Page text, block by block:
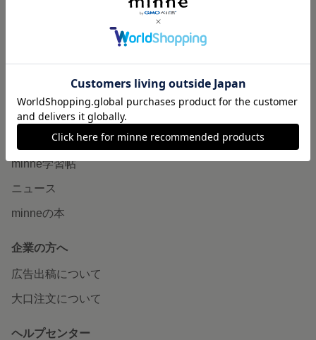
販売支援企画・イベント
読みもの
minneとものづくりと
minne学習帖
ニュース
minneの本
企業の方へ
広告出稿について
大口注文について
ヘルプセンター